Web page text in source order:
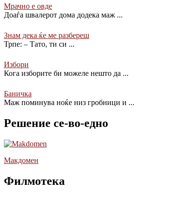
Мрачно е овде
Доаѓа швaлерот дома додека маж ...
Знам дека ќе ме разбереш
Трпе: – Тато, ти си ...
Избори
Кога изборите би можеле нешто да ...
Баничка
Mаж поминува ноќе низ гробници и ...
Решение се-во-едно
Макдомен
Филмотека